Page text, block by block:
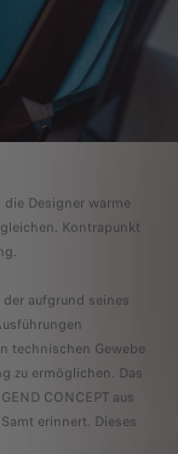
Designer warme
Kontrapunkt
der aufgrund seines
technischen Gewebe
zu ermöglichen. Das
CONCEPT aus
erinnert. Dieses